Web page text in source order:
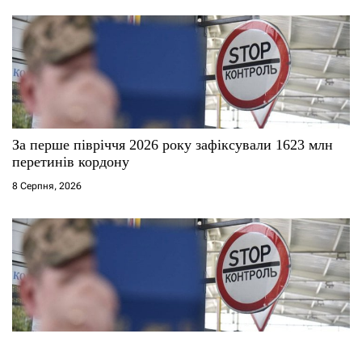
За перше півріччя 2026 року зафіксували 1623 млн
перетинів кордону
8 Серпня, 2026